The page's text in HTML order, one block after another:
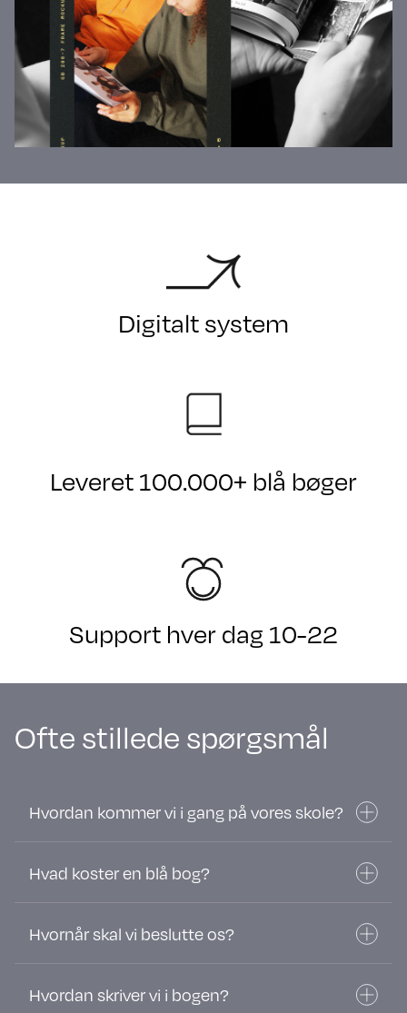
Digitalt system
Leveret 100.000+ blå bøger
Support hver dag 10-22
Ofte stillede spørgsmål
Hvordan kommer vi i gang på vores skole?
Hvad koster en blå bog?
Hvornår skal vi beslutte os?
Hvordan skriver vi i bogen?